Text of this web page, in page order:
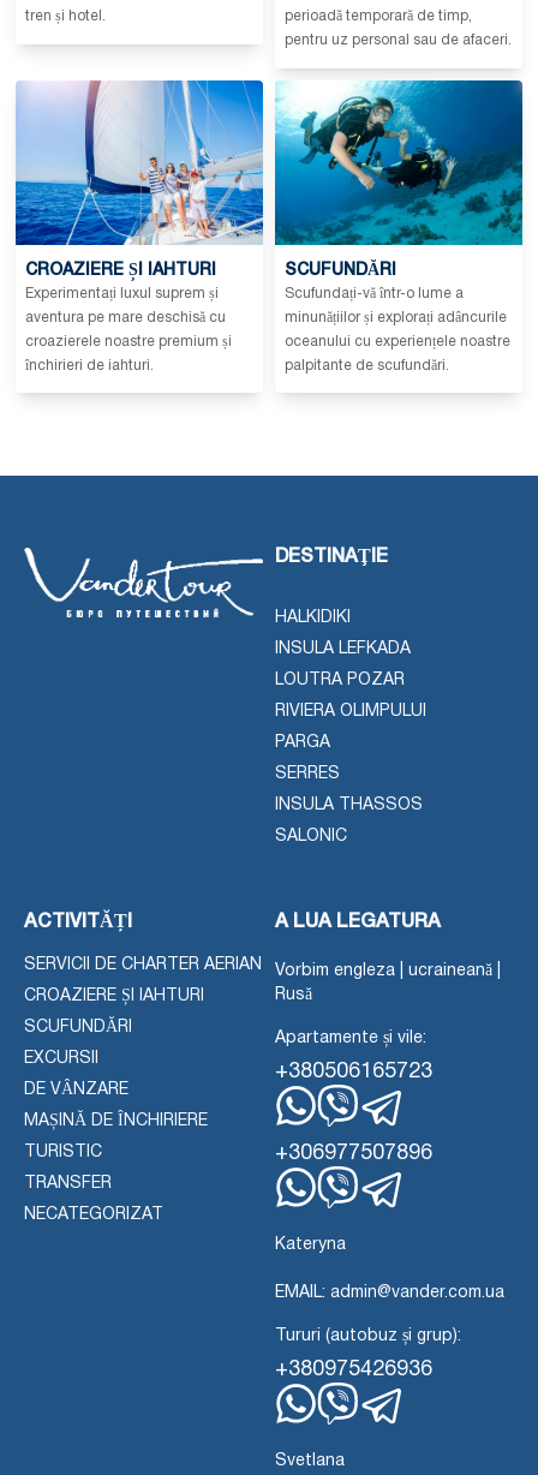
tren și hotel.
perioadă temporară de timp,
pentru uz personal sau de afaceri.
CROAZIERE ȘI IAHTURI
Experimentați luxul suprem și
aventura pe mare deschisă cu
croazierele noastre premium și
închirieri de iahturi.
SCUFUNDĂRI
Scufundați-vă într-o lume a
minunățiilor și explorați adâncurile
oceanului cu experiențele noastre
palpitante de scufundări.
DESTINAŢIE
HALKIDIKI
INSULA LEFKADA
LOUTRA POZAR
RIVIERA OLIMPULUI
PARGA
SERRES
INSULA THASSOS
SALONIC
ACTIVITĂȚI
SERVICII DE CHARTER AERIAN
CROAZIERE ȘI IAHTURI
SCUFUNDĂRI
EXCURSII
DE VÂNZARE
MAȘINĂ DE ÎNCHIRIERE
TURISTIC
TRANSFER
NECATEGORIZAT
A LUA LEGATURA
Vorbim engleza | ucraineană |
Rusă
Apartamente și vile:
+380506165723
WhatsApp
ViberTelegramă
+306977507896
Kateryna
EMAIL: admin@vander.com.ua
Tururi (autobuz și grup):
+380975426936
Svetlana